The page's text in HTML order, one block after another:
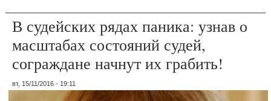
В судейских рядах паника: узнав о
масштабах состояний судей,
сограждане начнут их грабить!
вт, 15/11/2016 - 19:11